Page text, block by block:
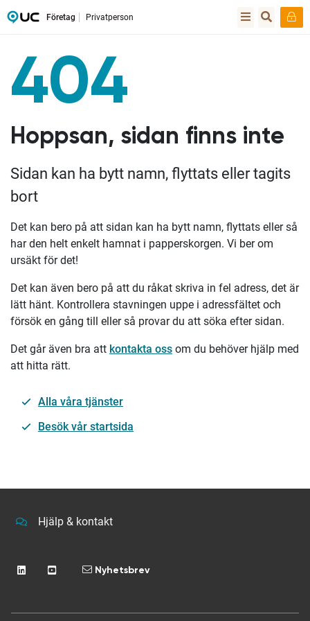
Företag Privatperson
404
Hoppsan, sidan finns inte
Sidan kan ha bytt namn, flyttats eller tagits
bort
Det kan bero på att sidan kan ha bytt namn, flyttats eller så
har den helt enkelt hamnat i papperskorgen. Vi ber om
ursäkt för det!
Det kan även bero på att du råkat skriva in fel adress, det är
lätt hänt. Kontrollera stavningen uppe i adressfältet och
försök en gång till eller så provar du att söka efter sidan.
Det går även bra att kontakta oss om du behöver hjälp med
att hitta rätt.
Alla våra tjänster
Besök vår startsida
Hjälp & kontakt
Nyhetsbrev